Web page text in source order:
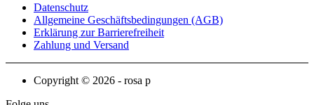
Datenschutz
Allgemeine Geschäftsbedingungen (AGB)
Erklärung zur Barrierefreiheit
Zahlung und Versand
Copyright © 2026 - rosa p